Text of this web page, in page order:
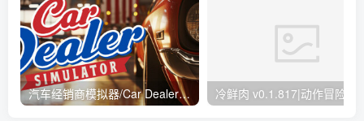
汽车经销商模拟器/Car Dealer Simulator v20260613|模拟经营|容量20.1GB|免安装绿色中文版